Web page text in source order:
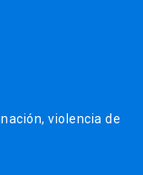
violencia de